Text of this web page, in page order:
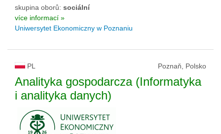
skupina oborů: sociální
více informací »
Uniwersytet Ekonomiczny w Poznaniu
PL Poznaň, Polsko
Analityka gospodarcza (Informatyka
i analityka danych)